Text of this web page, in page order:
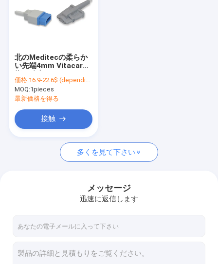
ekg機械ケーブル
EKGの付属品
NIBPの袖口
医学の温度の調査
Electrosurgicalの付属品
獣医の医学の付属品
北のMeditecの柔らか
い先端4mm Vitacare
価格:16.9-22.6$ (depending on your order qty)
MOQ:1pieces
最新価格を得る
接触
多くを見て下さい
メッセージ
迅速に返信します